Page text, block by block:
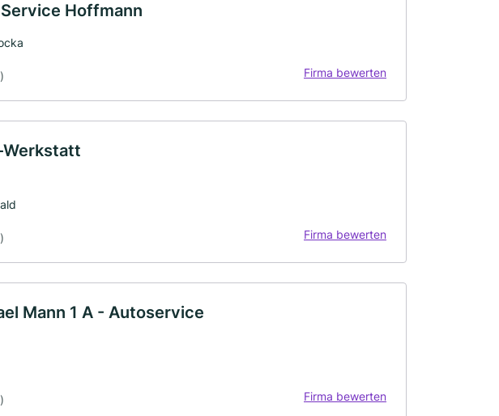
Hoffmann
Firma bewerten
Firma bewerten
Mann 1 A - Autoservice
Firma bewerten